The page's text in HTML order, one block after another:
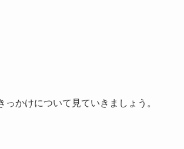
かけについて見ていきましょう。